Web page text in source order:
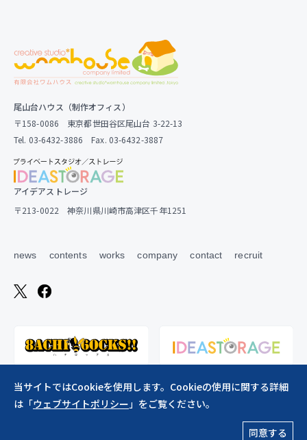
尾山台ハウス（制作オフィス）
〒158-0086 東京都世田谷区尾山台 3-22-13
Tel. 03-6432-3886 Fax. 03-6432-3887
アイデアストレージ
〒213-0022 神奈川県川崎市高津区千年1251
news contents works company contact recruit
同意する
当サイトではCookieを使用します。Cookieの使用に関する詳細
は「ウェブサイトポリシー」をご覧ください。